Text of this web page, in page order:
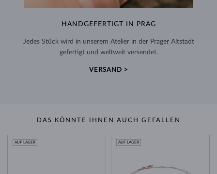
HANDGEFERTIGT IN PRAG
Jedes Stück wird in unserem Atelier in der Prager Altstadt
gefertigt und weltweit versendet.
VERSAND >
DAS KÖNNTE IHNEN AUCH GEFALLEN
AUF LAGER AUF LAGER